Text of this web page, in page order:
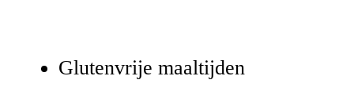
Glutenvrije maaltijden